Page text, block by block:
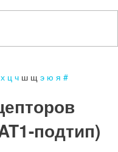
х ц ч ш щ э ю я #
подтип)